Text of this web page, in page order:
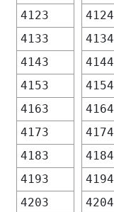
4123
4124
4133
4134
4143
4144
4153
4154
4163
4164
4173
4174
4183
4184
4193
4194
4203
4204